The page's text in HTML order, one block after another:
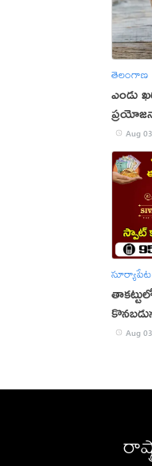
తెలంగాణ
ఎండు
Aug
Aug